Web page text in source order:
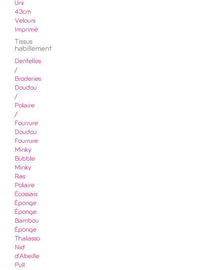
Uni
43cm
Velours
Imprimé
Tissus
habillement
Dentelles
/
Broderies
Doudou
/
Polaire
/
Fourrure
Doudou
Fourrure
Minky
Bubble
Minky
Ras
Polaire
Écossais
Éponge
Éponge
Bambou
Éponge
Thalasso
Nid
d'Abeille
Pull